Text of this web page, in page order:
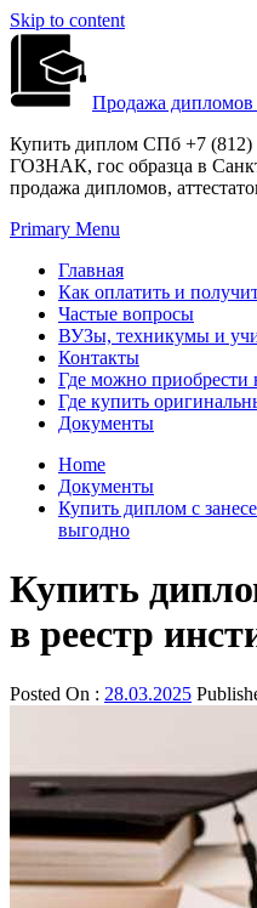
Skip to content
Продажа дипломов
Купить диплом СПб +7 (812)
ГОЗНАК, гос образца в
продажа дипломов,
Primary Menu
Главная
Как оплатить и
Частые вопросы
ВУЗы, техникумы и
Контакты
Где можно приобрести
Где купить
Документы
Home
Документы
Купить диплом с
выгодно
Купить
в реестр
Posted On : 28.03.2025